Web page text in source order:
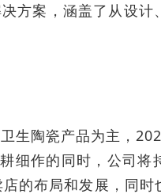
方案，涵盖了从设
生陶瓷产品为主，
细作的同时，公司将
的布局和发展，同